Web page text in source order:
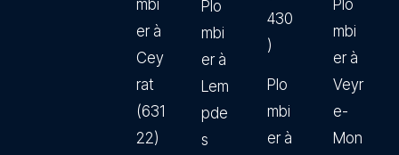
mbi
er à
Cey
rat
(631
22)
Plo
mbi
er à
Lem
pde
s
430
)
Plo
mbi
er à
Plo
mbi
er à
Veyr
e-
Mon